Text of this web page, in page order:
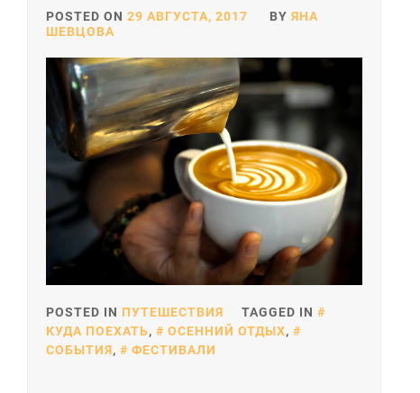
POSTED ON 29 АВГУСТА, 2017 BY ЯНА
ШЕВЦОВА
POSTED IN ПУТЕШЕСТВИЯ
TAGGED IN
КУДА ПОЕХАТЬ, ОСЕННИЙ ОТДЫХ,
СОБЫТИЯ, ФЕСТИВАЛИ